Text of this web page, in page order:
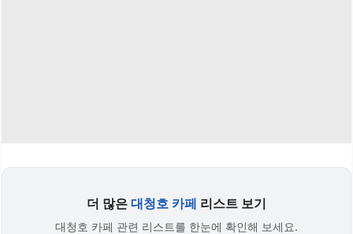
더 많은 대청호 카페 리스트 보기
대청호 카페 관련 리스트를 한눈에 확인해 보세요.